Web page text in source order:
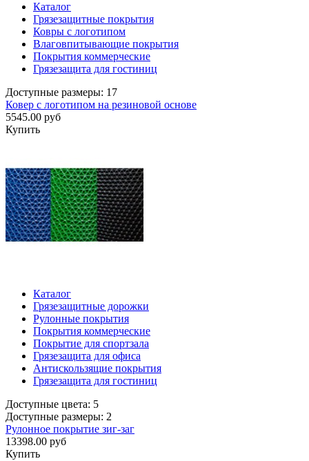
Каталог
Грязезащитные покрытия
Ковры с логотипом
Влаговпитывающие покрытия
Покрытия коммерческие
Грязезащита для гостиниц
Доступные размеры: 17
Ковер с логотипом на резиновой основе
5545.00 руб
Купить
Каталог
Грязезащитные дорожки
Рулонные покрытия
Покрытия коммерческие
Покрытие для спортзала
Грязезащита для офиса
Антискользящие покрытия
Грязезащита для гостиниц
Доступные цвета: 5
Доступные размеры: 2
Рулонное покрытие зиг-заг
13398.00 руб
Купить